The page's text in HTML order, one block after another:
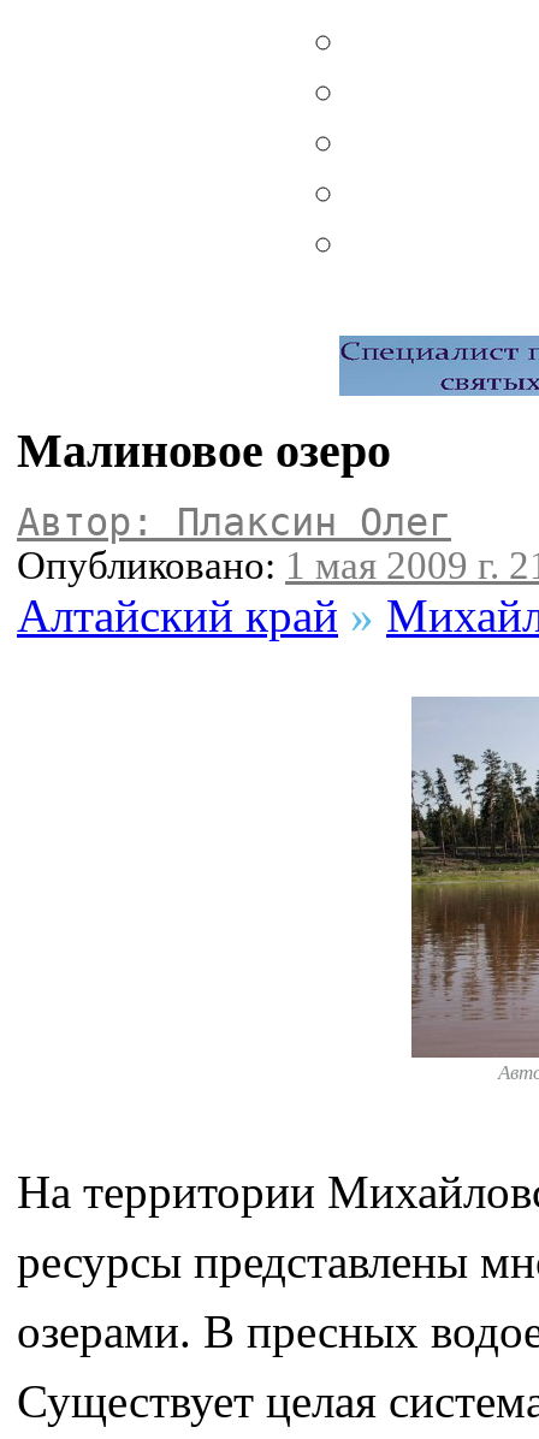
Малиновое озеро
Автор: Плаксин Олег
Опубликовано: 1 мая 2009 г.
Алтайский край »
На территории
ресурсы представлены
озерами. В пресных
Существует целая